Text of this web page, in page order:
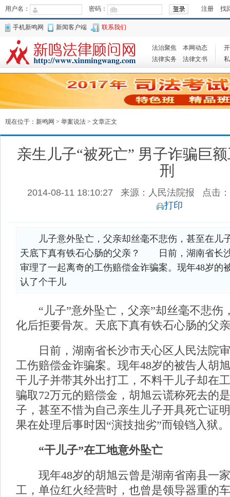
用户名： 密码： 注册 找
手机新鸣网 新闻客户端 联系我们
法治聚焦
本网动态
法律实务
法律文书
现在位于： 新鸣网 > 举案说法 > 文章正文
亲生儿子“被死亡” 男子诈骗巨
刑
2014-08-11 18:10:27 来源：人民法院报 点击：
打印
儿子意外坠亡，父亲却丝毫不悲伤，甚至在儿
天底下真有铁石心肠的父亲？ 日前，湖南省长
审理了一起离奇的工伤赔偿金诈骗案。现年48岁的
认了个干儿
“儿子”意外坠亡，父亲”却丝毫不悲伤
化后拒要骨灰。天底下真有铁石心肠的父
日前，湖南省长沙市天心区人民法院审
工伤赔偿金诈骗案。现年48岁的被告人胡
干儿子并带其外出打工，不料干儿子却在
骗取72万元的赔偿金，胡旭云谎称死去的
子，甚至不惜为自己亲生儿子开具死亡证
果在处理后事时因“演技拙劣”而锒铛入狱。
“干儿子”在工地意外坠亡
现年48岁的胡旭云曾是湖南省南县一
工，单位红火经营时，也曾是领导器重的